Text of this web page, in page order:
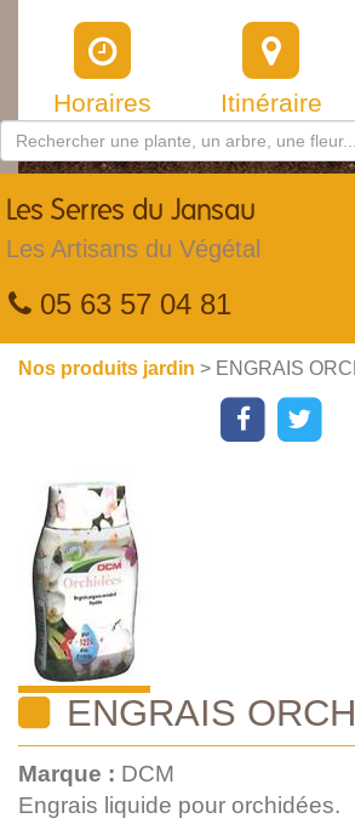
Horaires Itinéraire
Les Serres du Jansau
Les Artisans du Végétal
05 63 57 04 81
Nos produits jardin > ENGRAIS
ENGRAIS
Marque : DCM
Engrais liquide pour orchidées.